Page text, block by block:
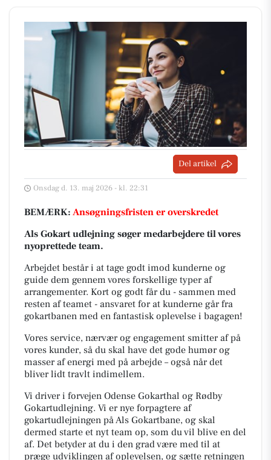
Del artikel
Onsdag d. 13. maj 2026 - kl. 22:31
BEMÆRK: Ansøgningsfristen er overskredet
Als Gokart udlejning søger medarbejdere til vores
nyoprettede team.
Arbejdet består i at tage godt imod kunderne og
guide dem gennem vores forskellige typer af
arrangementer. Kort og godt får du - sammen med
resten af teamet - ansvaret for at kunderne går fra
gokartbanen med en fantastisk oplevelse i bagagen!
Vores service, nærvær og engagement smitter af på
vores kunder, så du skal have det gode humør og
masser af energi med på arbejde – også når det
bliver lidt travlt indimellem.
Vi driver i forvejen Odense Gokarthal og Rødby
Gokartudlejning. Vi er nye forpagtere af
gokartudlejningen på Als Gokartbane, og skal
dermed starte et nyt team op, som du vil blive en del
af. Det betyder at du i den grad være med til at
præge udviklingen af oplevelsen, og sætte retningen